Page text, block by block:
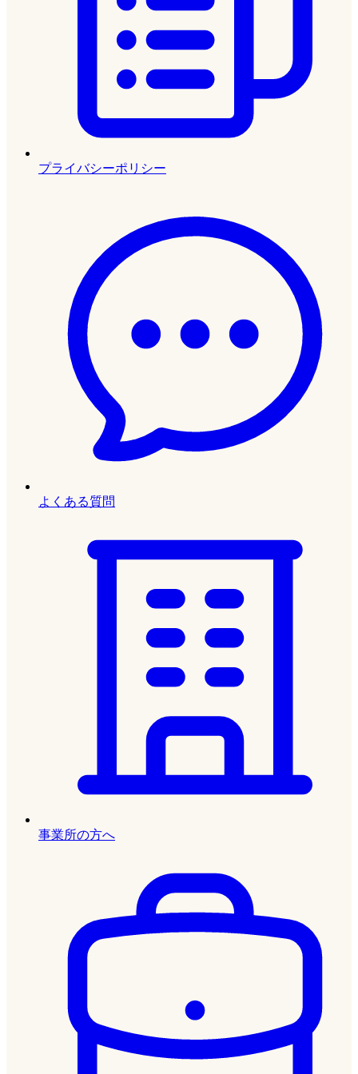
プライバシーポリシー
よくある質問
事業所の方へ